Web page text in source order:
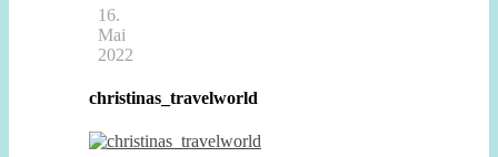
16.
Mai
2022
christinas_travelworld